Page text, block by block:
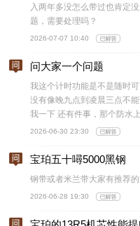
入两年多没怎么带过也肯定
题，需要处理吗？
2026-07-07 10:40
问大家一个问题
我这个计时功能是不是随时
没有像晚九点到凌晨三点不
我一下 还有件事，那个防水
2026-06-30 23:30
宝珀五十噚5000黑钢
钢带或者米兰带大家有推荐
2026-06-28 19:30